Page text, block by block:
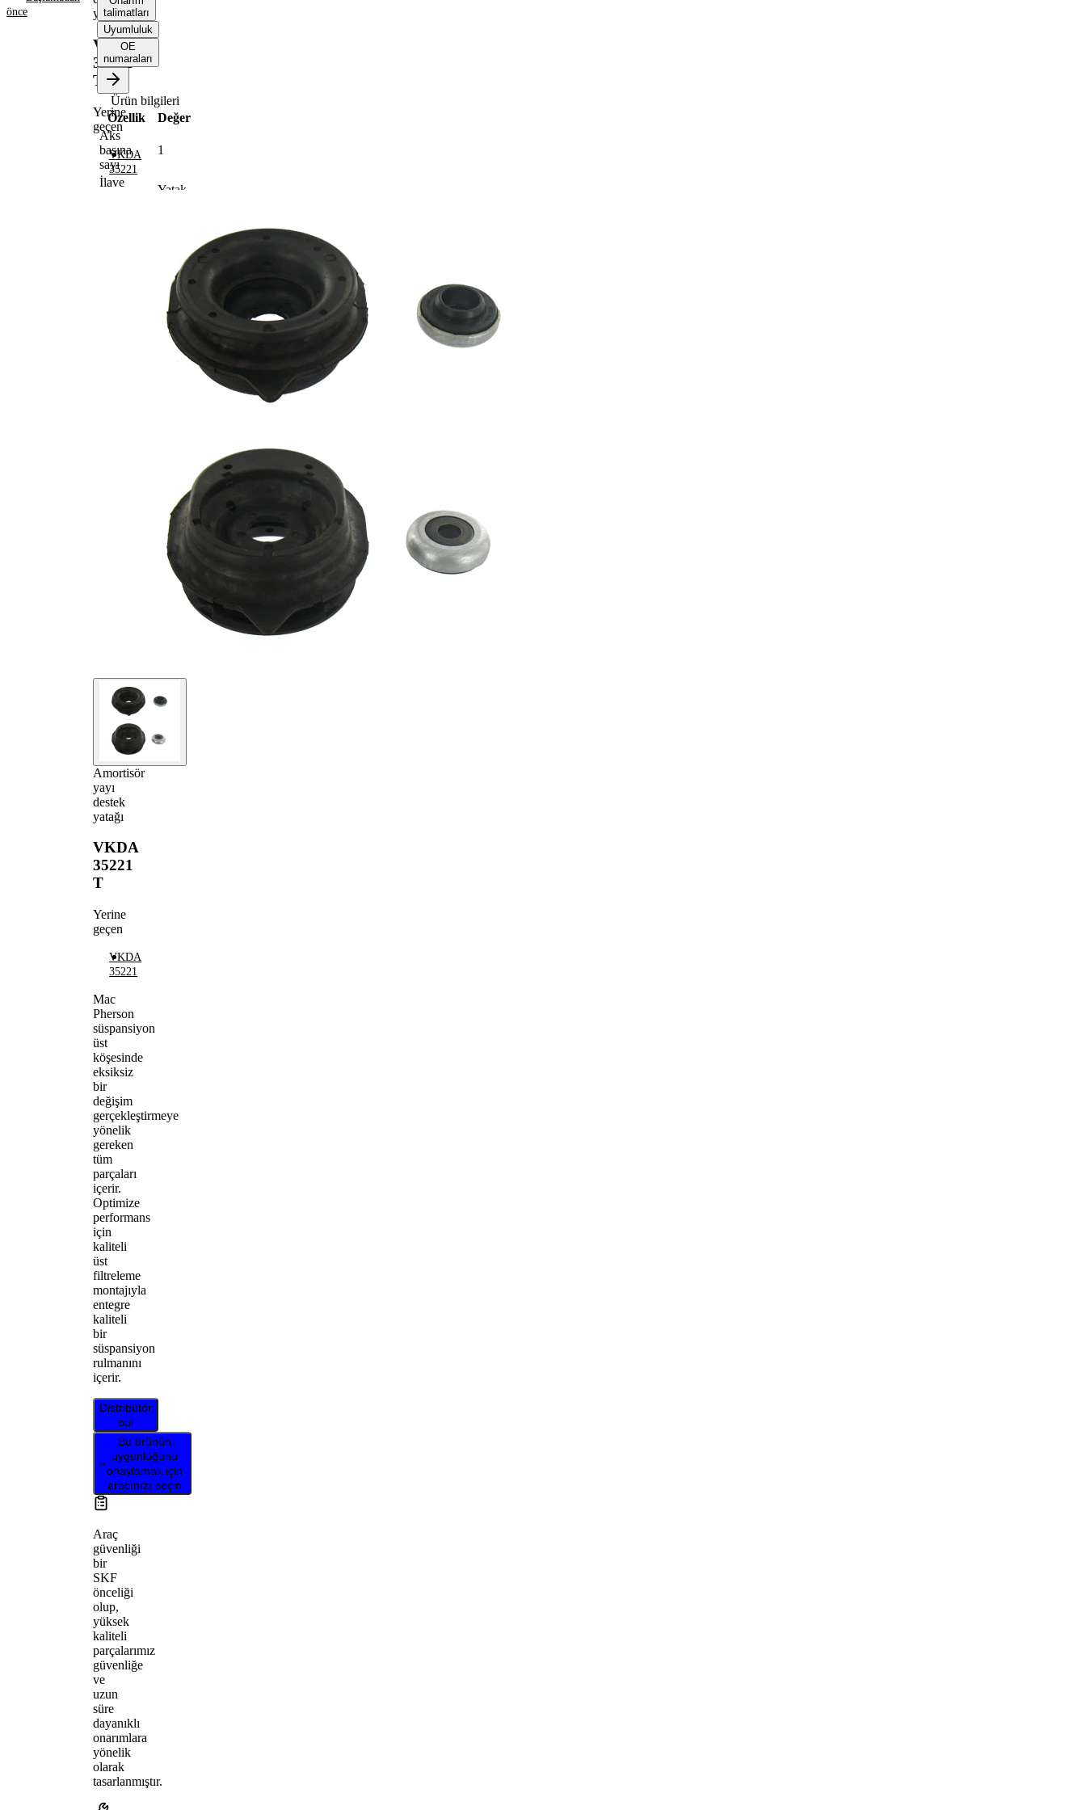
önce
yatağı
VKDA
35221
T
Yerine
geçen
VKDA
35221
Amortisör
yayı
destek
yatağı
VKDA
35221
T
Yerine
geçen
VKDA
35221
Mac
Pherson
süspansiyon
üst
köşesinde
eksiksiz
bir
değişim
gerçekleştirmeye
yönelik
gereken
tüm
parçaları
içerir.
Optimize
performans
için
kaliteli
üst
filtreleme
montajıyla
entegre
kaliteli
bir
süspansiyon
rulmanını
içerir.
Distribütör
bul
Bu ürünün
uygunluğunu
onaylamak için
aracınızı seçin
Araç
güvenliği
bir
SKF
önceliği
olup,
yüksek
kaliteli
parçalarımız
güvenliğe
ve
uzun
süre
dayanıklı
onarımlara
yönelik
olarak
tasarlanmıştır.
talimatları
Uyumluluk
OE
numaraları
Ürün bilgileri
Özellik
Değer
Aks
başına
sayı
1
İlave
Yatak